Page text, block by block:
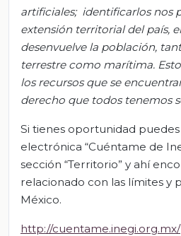
artificiales; identificarlos nos
extensión territorial del país,
desenvuelve la población,
terrestre como marítima.
los recursos que se
derecho que todos tenemos
Si tienes oportunidad
electrónica “Cuéntame de
sección “Territorio” y ahí
relacionado con las límites y
México.
http://cuentame.inegi.org.mx/